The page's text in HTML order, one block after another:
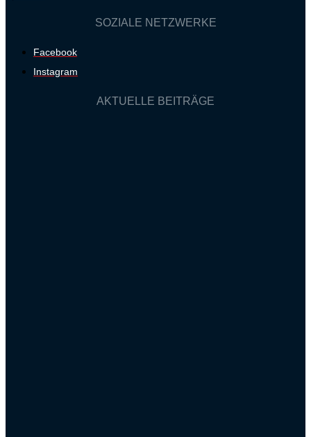
SOZIALE NETZWERKE
Facebook
Instagram
AKTUELLE BEITRÄGE